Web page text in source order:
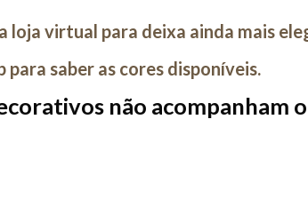
virtual para deixa ainda mais
saber as cores disponíveis.
não acompanham